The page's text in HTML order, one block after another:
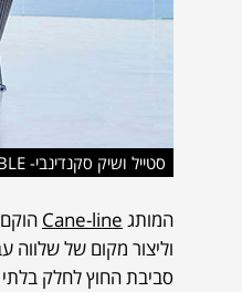
סטייל ושיק סקנדינבי- MOMENTS CHAIR, PURE DINING TABLE
המותג Cane-line
וליצור מקום של שלווה
סביבת החוץ לחלק בלתי